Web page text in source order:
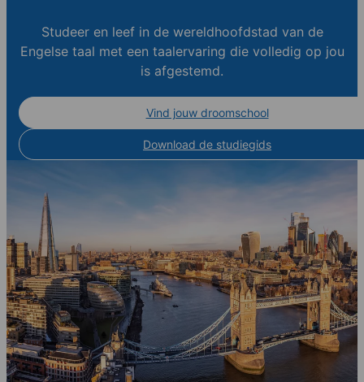
Studeer en leef in de wereldhoofdstad van de
Engelse taal met een taalervaring die volledig op jou
is afgestemd.
Vind jouw droomschool
Download de studiegids